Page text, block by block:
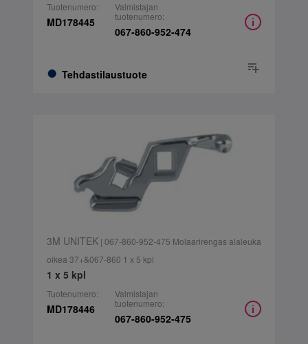
Tuotenumero:
MD178445
Tehdastilaustuote
Valmistajan
tuotenumero:
067-860-952-474
3M UNITEK| 067-860-952-475 Molaarirengas alaleuka
oikea 37+&067-860 1 x 5 kpl
1 x 5 kpl
Tuotenumero:
MD178446
Valmistajan
tuotenumero:
067-860-952-475